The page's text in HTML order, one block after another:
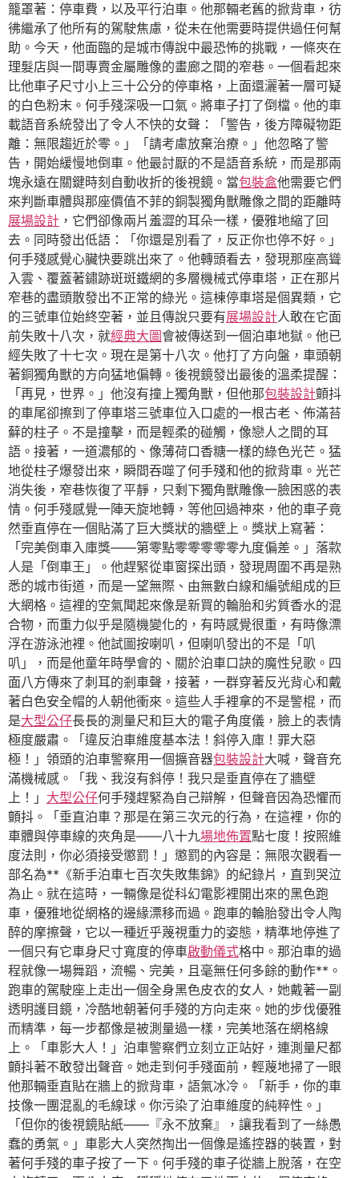
籠罩著：停車費，以及平行泊車。他那輛老舊的掀背車，彷
彿繼承了他所有的駕駛焦慮，從未在他需要時提供過任何幫
助。今天，他面臨的是城市傳說中最恐怖的挑戰，一條夾在
理髮店與一間專賣金屬雕像的畫廊之間的窄巷。一個看起來
比他車子尺寸小上三十公分的停車格，上面還灑著一層可疑
的白色粉末。何手殘深吸一口氣。將車子打了倒檔。他的車
載語音系統發出了令人不快的女聲：「警告，後方障礙物距
離：無限趨近於零。」「請考慮放棄治療。」他忽略了警
告，開始緩慢地倒車。他最討厭的不是語音系統，而是那兩
塊永遠在關鍵時刻自動收折的後視鏡。當包裝盒他需要它們
來判斷車體與那座價值不菲的銅製獨角獸雕像之間的距離時
展場設計 ，它們卻像兩片羞澀的耳朵一樣，優雅地縮了回
去。同時發出低語：「你還是別看了，反正你也停不好。」
何手殘感覺心臟快要跳出來了。他轉頭看去，發現那座高聳
入雲、覆蓋著鏽跡斑斑鐵網的多層機械式停車塔，正在那片
窄巷的盡頭散發出不正常的綠光。這棟停車塔是個異類，它
的三號車位始終空著，並且傳說只要有展場設計人敢在它面
前失敗十八次，就經典大圖會被傳送到一個泊車地獄。他已
經失敗了十七次。現在是第十八次。他打了方向盤，車頭朝
著銅獨角獸的方向猛地偏轉。後視鏡發出最後的溫柔提醒：
「再見，世界。」他沒有撞上獨角獸，但他那包裝設計顫抖
的車尾卻擦到了停車塔三號車位入口處的一根古老、佈滿苔
蘚的柱子。不是撞擊，而是輕柔的碰觸，像戀人之間的耳
語。接著，一道濃郁的、像薄荷口香糖一樣的綠色光芒。猛
地從柱子爆發出來，瞬間吞噬了何手殘和他的掀背車。光芒
消失後，窄巷恢復了平靜，只剩下獨角獸雕像一臉困惑的表
情。何手殘感覺一陣天旋地轉，等他回過神來，他的車子竟
然垂直停在一個貼滿了巨大獎狀的牆壁上。獎狀上寫著：
「完美倒車入庫獎——第零點零零零零零九度偏差。」落款
人是「倒車王」。他趕緊從車窗探出頭，發現周圍不再是熟
悉的城市街道，而是一望無際、由無數白線和編號組成的巨
大網格。這裡的空氣聞起來像是新買的輪胎和劣質香水的混
合物，而重力似乎是隨機變化的，有時感覺很重，有時像漂
浮在游泳池裡。他試圖按喇叭，但喇叭發出的不是「叭
叭」，而是他童年時學會的、關於泊車口訣的魔性兒歌。四
面八方傳來了刺耳的剎車聲，接著，一群穿著反光背心和戴
著白色安全帽的人朝他衝來。這些人手裡拿的不是警棍，而
是大型公仔長長的測量尺和巨大的電子角度儀，臉上的表情
極度嚴肅。「違反泊車維度基本法！斜停入庫！罪大惡
極！」領頭的泊車警察用一個擴音器包裝設計大喊，聲音充
滿機械感。「我、我沒有斜停！我只是垂直停在了牆壁
上！」 大型公仔何手殘趕緊為自己辯解，但聲音因為恐懼而
顫抖。「垂直泊車？那是在第三次元的行為，在這裡，你的
車體與停車線的夾角是——八十九場地佈置點七度！按照維
度法則，你必須接受懲罰！」懲罰的內容是：無限次觀看一
部名為**《新手泊車七百次失敗集錦》的紀錄片，直到哭泣
為止。就在這時，一輛像是從科幻電影裡開出來的黑色跑
車，優雅地從網格的邊緣漂移而過。跑車的輪胎發出令人陶
醉的摩擦聲，它以一種近乎蔑視重力的姿態，精準地停進了
一個只有它車身尺寸寬度的停車啟動儀式格中。那泊車的過
程就像一場舞蹈，流暢、完美，且毫無任何多餘的動作**。
跑車的駕駛座上走出一個全身黑色皮衣的女人，她戴著一副
透明護目鏡，冷酷地朝著何手殘的方向走來。她的步伐優雅
而精準，每一步都像是被測量過一樣，完美地落在網格線
上。「車影大人！」泊車警察們立刻立正站好，連測量尺都
顫抖著不敢發出聲音。她走到何手殘面前，輕蔑地掃了一眼
他那輛垂直貼在牆上的掀背車，語氣冰冷。「新手，你的車
技像一團混亂的毛線球。你污染了泊車維度的純粹性。」
「但你的後視鏡貼紙——『永不放棄』，讓我看到了一絲愚
蠢的勇氣。」車影大人突然掏出一個像是遙控器的裝置，對
著何手殘的車子按了一下。何手殘的車子從牆上脫落，在空